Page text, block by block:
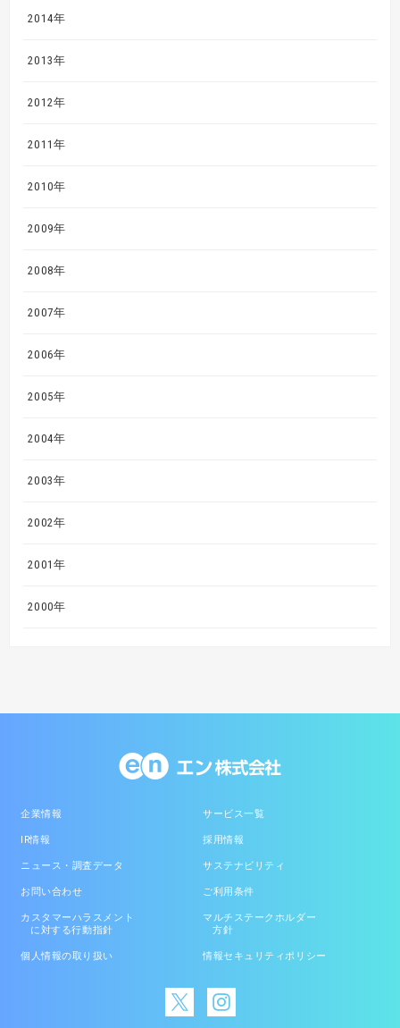
2014年
2013年
2012年
2011年
2010年
2009年
2008年
2007年
2006年
2005年
2004年
2003年
2002年
2001年
2000年
企業情報 サービス一覧
IR情報 採用情報
ニュース・調査データ サステナビリティ
お問い合わせ ご利用条件
カスタマーハラスメント
に対する行動指針
マルチステークホルダー
方針
個人情報の取り扱い 情報セキュリティポリシー